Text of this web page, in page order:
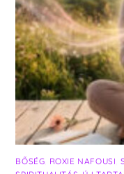
BŐSÉG ROXIE NAFOUSI